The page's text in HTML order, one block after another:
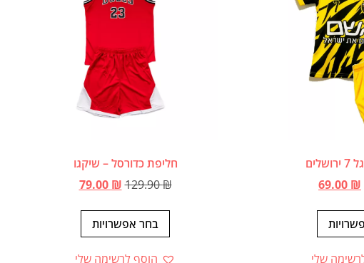
69.00 ₪
שלי
חליפת כדורסל – שיקגו
129.90₪
79.00 ₪
בחר אפשרויות
הוסף לרשימה שלי